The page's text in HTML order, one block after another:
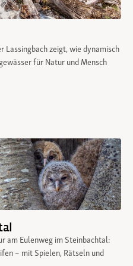
Lassingbach zeigt, wie dynamisch
für Natur und Mensch
am Eulenweg im Steinbachtal:
– mit Spielen, Rätseln und